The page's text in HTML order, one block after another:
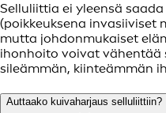
Selluliittia ei yleensä
(poikkeuksena invasiiviset
mutta johdonmukaiset
ihonhoito voivat vähentää
sileämmän, kiinteämmän
Auttaako kuivaharjaus selluliittiin?